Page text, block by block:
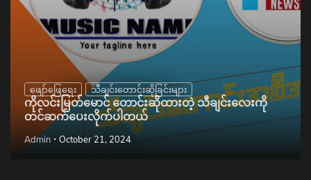
ဖျော်ဖြေရေး သီချင်းတောင်းဆိုခြင်းများ
ကိုလင်းမြတ်မောင် တောင်းဆိုထားတဲ့ သီချင်းလေးကို
တင်ဆက်ပေးလိုက်ပါတယ်
Admin October 21, 2024